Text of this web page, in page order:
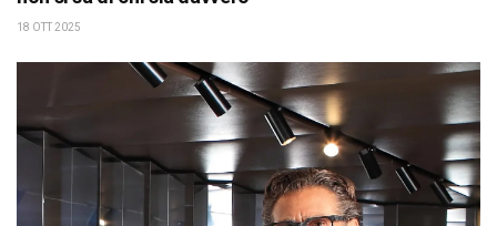
18 OTT 2025